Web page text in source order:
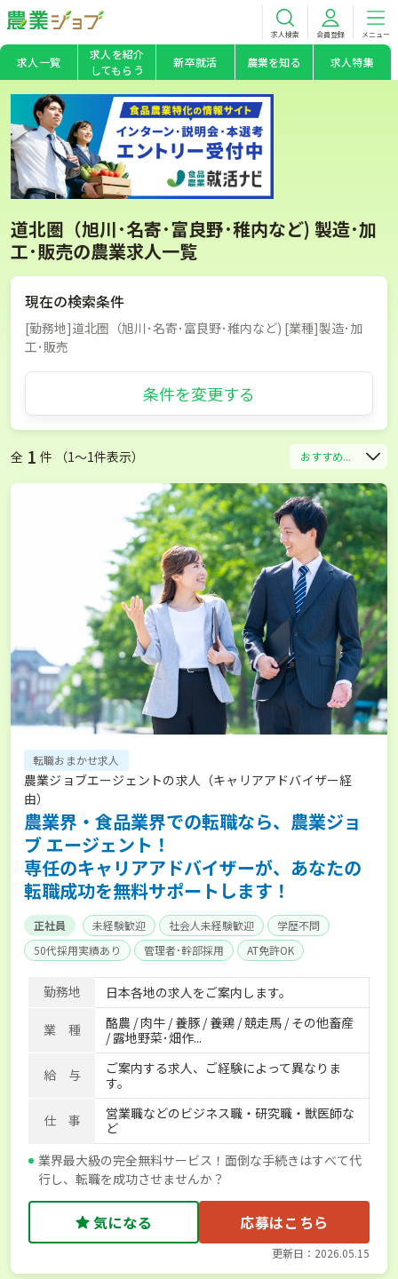
求人検索 会員登録 メニュー
求人一覧
求人を紹介
してもらう
新卒就活 農業を知る 求人特集
道北圏（旭川･名寄･富良野･稚内など) 製造･加
工･販売の農業求人一覧
現在の検索条件
[勤務地]道北圏（旭川･名寄･富良野･稚内など) [業種]製造･加
工･販売
条件を変更する
全 1 件 （1〜1件表示） おすすめ...
転職おまかせ求人
農業ジョブエージェントの求人（キャリアアドバイザー経
由）
農業界・食品業界での転職なら、農業ジョ
ブ エージェント！
専任のキャリアアドバイザーが、あなたの
転職成功を無料サポートします！
正社員 未経験歓迎 社会人未経験歓迎
学歴不問
50代採用実績あり
管理者･幹部採用
AT免許OK
家賃補助制度あり
食事補助あり
残業月20時間以内
賞与実績あり
年間休日100日以上
経験者優遇
独立支援可能
社会保険完備 単身寮あり
世帯寮あり
寮･社宅相談可
勤務地 日本各地の求人をご案内します。
業 種
酪農 / 肉牛 / 養豚 / 養鶏 / 競走馬 / その他畜産
/ 露地野菜･畑作...
給 与
ご案内する求人、ご経験によって異なりま
す。
仕 事
営業職などのビジネス職・研究職・獣医師な
ど
業界最大級の完全無料サービス！面倒な手続きはすべて代
行し、転職を成功させませんか？
気になる 応募はこちら
更新日：2026.05.15